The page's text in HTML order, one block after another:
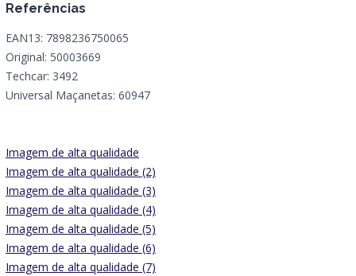
Referências
EAN13: 7898236750065
Original: 50003669
Techcar: 3492
Universal Maçanetas: 60947
Imagem de alta qualidade
Imagem de alta qualidade (2)
Imagem de alta qualidade (3)
Imagem de alta qualidade (4)
Imagem de alta qualidade (5)
Imagem de alta qualidade (6)
Imagem de alta qualidade (7)